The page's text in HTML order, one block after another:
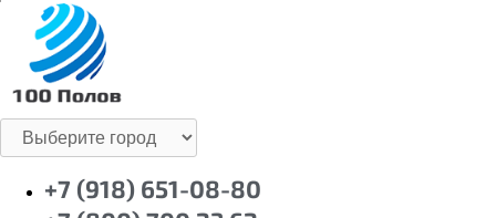
+7 (918) 651-08-80